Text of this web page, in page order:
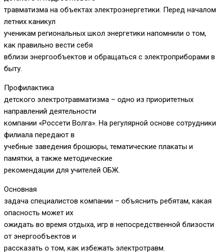
травматизма на объектах электроэнергетики. Перед началом
летних каникул
ученикам региональных школ энергетики напомнили о том,
как правильно вести себя
вблизи энергообъектов и обращаться с электроприборами в
быту.
Профилактика
детского электротравматизма – одно из приоритетных
направлений деятельности
компании «Россети Волга». На регулярной основе сотрудники
филиала передают в
учебные заведения брошюры, тематические плакаты и
памятки, а также методические
рекомендации для учителей ОБЖ.
Основная
задача специалистов компании – объяснить ребятам, какая
опасность может их
ожидать во время отдыха, игр в непосредственной близости
от энергообъектов и
рассказать о том, как избежать электротравм.